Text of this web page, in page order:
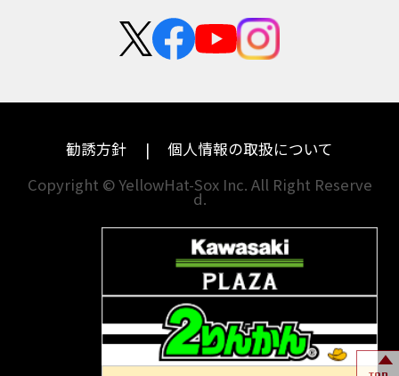
BALIUSⅡBANDIT
BANDIT 1250FBANDIT 1250S
BANDIT1250FBANDIT1250SBBQ
BEETフルエキ
BEETマフラー
BLACKLIMITEDBMW
BMW S1000RR Mパッケージ
BMWS1000R
BMW S1000RR
BMW フルパニアBM‘Sマフラー
BOBBERBOLTBOLT C-Spec
BOLT C-Spec ABS BOLT R-Spec
ハーレーダビッドソン
ドゥカティ
モトグッツイ
MVアグスタ
他海外ﾒｰｶｰ
兵庫
福岡
長崎
熊本
中途採用・アルバイト
勧誘方針
個人情報の取扱について
Copyright © YellowHat-Sox Inc. All Right Reserve
d.